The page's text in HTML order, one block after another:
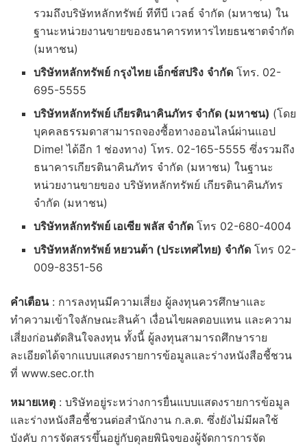
รวมถึงบริษัทหลักทรัพย์ ทีทีบี เวลธ์ จำกัด (มหาชน) ใน
ฐานะหน่วยงานขายของธนาคารทหารไทยธนชาตจำกัด
(มหาชน)
บริษัทหลักทรัพย์ กรุงไทย เอ็กซ์สปริง จำกัด โทร. 02-
695-5555
บริษัทหลักทรัพย์ เกียรตินาคินภัทร จำกัด (มหาชน) (โดย
บุคคลธรรมดาสามารถจองซื้อทางออนไลน์ผ่านแอป
Dime! ได้อีก 1 ช่องทาง) โทร. 02-165-5555 ซึ่งรวมถึง
ธนาคารเกียรตินาคินภัทร จำกัด (มหาชน) ในฐานะ
หน่วยงานขายของ บริษัทหลักทรัพย์ เกียรตินาคินภัทร
จำกัด (มหาชน)
บริษัทหลักทรัพย์ เอเซีย พลัส จำกัด โทร 02-680-4004
บริษัทหลักทรัพย์ หยวนต้า (ประเทศไทย) จำกัด โทร 02-
009-8351-56
คำเตือน: การลงทุนมีความเสี่ยง ผู้ลงทุนควรศึกษาและ
ทำความเข้าใจลักษณะสินค้า เงื่อนไขผลตอบแทน และความ
เสี่ยงก่อนตัดสินใจลงทุน ทั้งนี้ ผู้ลงทุนสามารถศึกษาราย
ละเอียดได้จากแบบแสดงรายการข้อมูลและร่างหนังสือชี้ชวน
ที่ www.sec.or.th
หมายเหตุ : บริษัทอยู่ระหว่างการยื่นแบบแสดงรายการข้อมูล
และร่างหนังสือชี้ชวนต่อสำนักงาน ก.ล.ต. ซึ่งยังไม่มีผลใช้
บังคับ การจัดสรรขึ้นอยู่กับดุลยพินิจของผู้จัดการการจัด